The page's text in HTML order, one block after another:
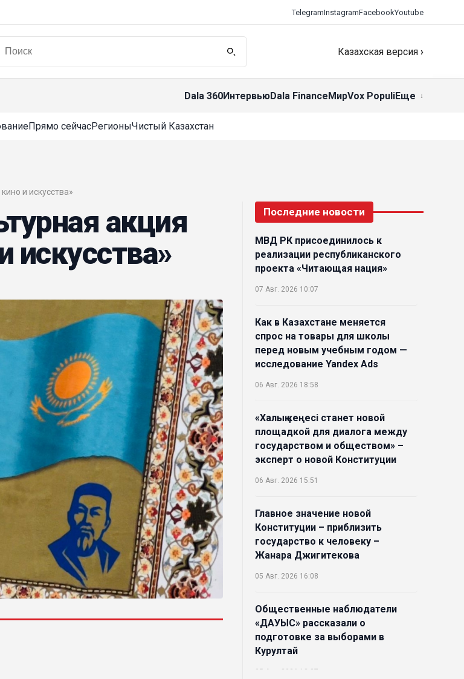
TelegramInstagramFacebookYoutube
Казахская версия ›
Dala 360ИнтервьюDala FinanceМирVox PopuliЕще
Прямо сейчасРегионыЧистый Казахстан
и искусства»
акция
искусства»
Последние новости
МВД РК присоединилось к
реализации республиканского
проекта «Читающая нация»
07 Авг. 2026 10:07
Как в Казахстане меняется
спрос на товары для школы
перед новым учебным годом —
исследование Yandex Ads
06 Авг. 2026 18:58
«Халық кеңесі станет новой
площадкой для диалога между
государством и обществом» –
эксперт о новой Конституции
06 Авг. 2026 15:51
Главное значение новой
Конституции – приблизить
государство к человеку –
Жанара Джигитекова
05 Авг. 2026 16:08
Общественные наблюдатели
«ДАУЫС» рассказали о
подготовке за выборами в
Курултай
05 Авг. 2026 12:27